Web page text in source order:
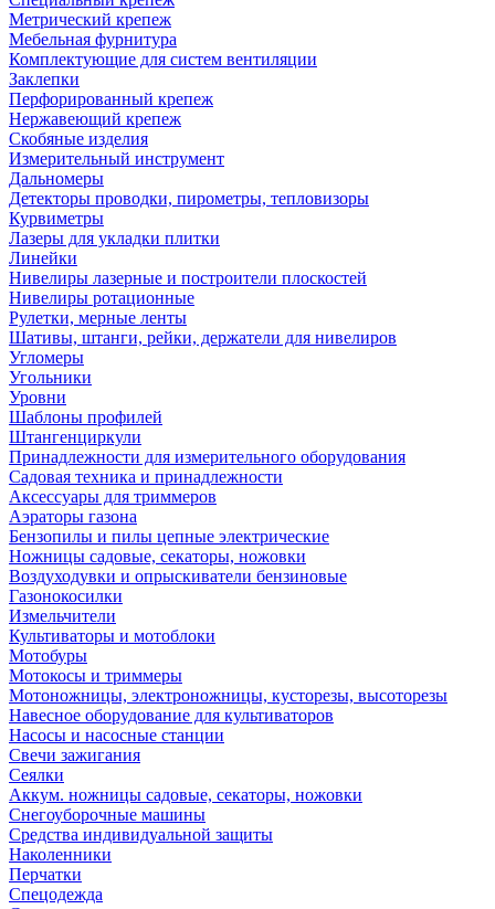
Метрический крепеж
Мебельная фурнитура
Комплектующие для систем вентиляции
Заклепки
Перфорированный крепеж
Нержавеющий крепеж
Скобяные изделия
Измерительный инструмент
Дальномеры
Детекторы проводки, пирометры, тепловизоры
Курвиметры
Лазеры для укладки плитки
Линейки
Нивелиры лазерные и построители плоскостей
Нивелиры ротационные
Рулетки, мерные ленты
Шативы, штанги, рейки, держатели для нивелиров
Угломеры
Угольники
Уровни
Шаблоны профилей
Штангенциркули
Принадлежности для измерительного оборудования
Садовая техника и принадлежности
Аксессуары для триммеров
Аэраторы газона
Бензопилы и пилы цепные электрические
Ножницы садовые, секаторы, ножовки
Воздуходувки и опрыскиватели бензиновые
Газонокосилки
Измельчители
Культиваторы и мотоблоки
Мотобуры
Мотокосы и триммеры
Мотоножницы, электроножницы, кусторезы, высоторезы
Навесное оборудование для культиваторов
Насосы и насосные станции
Свечи зажигания
Сеялки
Аккум. ножницы садовые, секаторы, ножовки
Снегоуборочные машины
Средства индивидуальной защиты
Наколенники
Перчатки
Спецодежда